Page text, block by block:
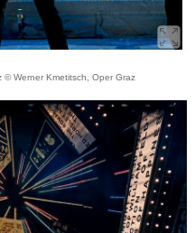
© Werner Kmetitsch, Oper Graz